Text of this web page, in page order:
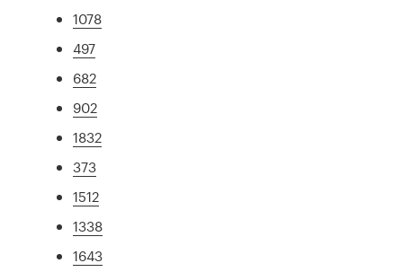
1078
497
682
902
1832
373
1512
1338
1643